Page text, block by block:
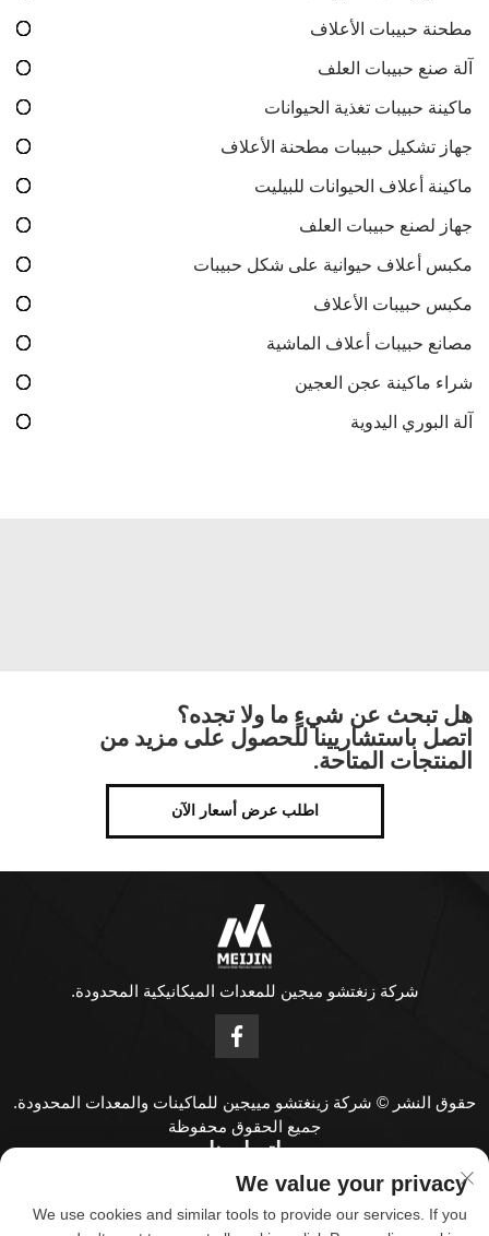
مطحنة حبيبات الأعلاف
آلة صنع حبيبات العلف
ماكينة حبيبات تغذية الحيوانات
جهاز تشكيل حبيبات مطحنة الأعلاف
ماكينة أعلاف الحيوانات للبيليت
جهاز لصنع حبيبات العلف
مكبس أعلاف حيوانية على شكل حبيبات
مكبس حبيبات الأعلاف
مصانع حبيبات أعلاف الماشية
شراء ماكينة عجن العجين
آلة البوري اليدوية
هل تبحث عن شيءٍ ما ولا تجده؟
اتصل باستشاريينا للحصول على مزيد من
المنتجات المتاحة.
اطلب عرض أسعار الآن
شركة زنغتشو ميجين للمعدات الميكانيكية المحدودة.
حقوق النشر © شركة زينغتشو مييجين للماكينات والمعدات المحدودة.
جميع الحقوق محفوظة
اتصل بنا
We value your privacy
We use cookies and similar tools to provide our services. If you